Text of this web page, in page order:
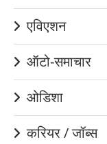
एविएशन
ऑटो-समाचार
ओडिशा
करियर / जॉब्स